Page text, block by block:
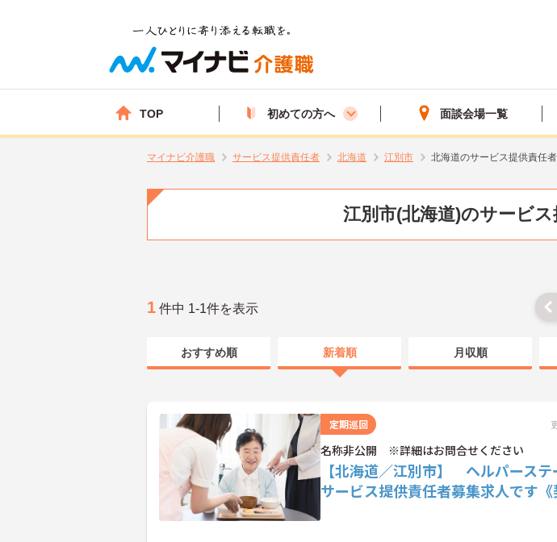
TOP 初めての方へ 面談会場一覧
マイナビ介護職 サービス提供責任者 北海道 江別市 北海道のサービス提供責任
江別市(北海道)のサービ
1 件中 1-1件を表示
おすすめ順 新着順 月収順
定期巡回
名称非公開 ※詳細はお問合せください
【北海道／江別市】 ヘルパース
サービス提供責任者募集求人です《